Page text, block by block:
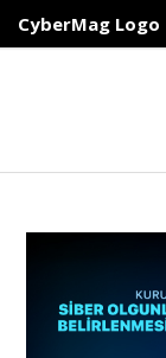
CyberMag Logo